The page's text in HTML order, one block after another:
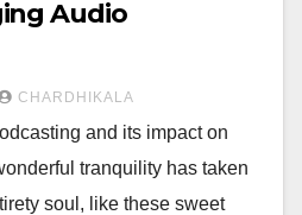
Audio
CHARDHIKALA
and its impact on
tranquility has taken
soul, like these sweet